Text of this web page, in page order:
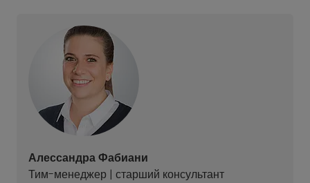
Алессандра Фабиани
Тим-менеджер | старший консультант